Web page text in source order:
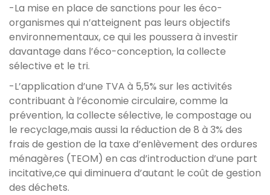
-La mise en place de sanctions pour les éco-
organismes qui n’atteignent pas leurs objectifs
environnementaux, ce qui les poussera à investir
davantage dans l’éco-conception, la collecte
sélective et le tri.
-L’application d’une TVA à 5,5% sur les activités
contribuant à l’économie circulaire, comme la
prévention, la collecte sélective, le compostage ou
le recyclage,mais aussi la réduction de 8 à 3% des
frais de gestion de la taxe d’enlèvement des ordures
ménagères (TEOM) en cas d’introduction d’une part
incitative,ce qui diminuera d’autant le coût de gestion
des déchets.